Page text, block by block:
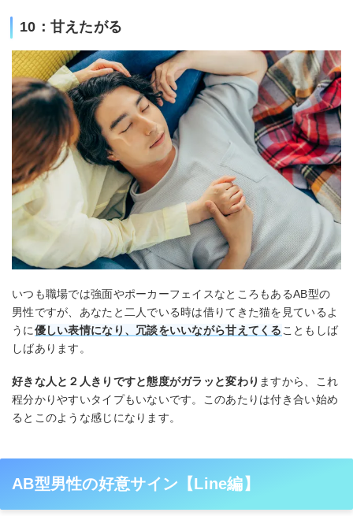
10：甘えたがる
いつも職場では強面やポーカーフェイスなところもあるAB型の
男性ですが、あなたと二人でいる時は借りてきた猫を見ているよ
うに優しい表情になり、冗談をいいながら甘えてくる こともしば
しばあります。
好きな人と２人きりですと態度がガラッと変わり ますから、これ
程分かりやすいタイプもいないです。このあたりは付き合い始め
るとこのような感じになります。
AB型男性の好意サイン【Line編】